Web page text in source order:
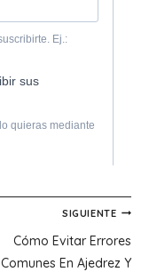
SIGUIENTE
Cómo Evitar Errores
Comunes En Ajedrez Y